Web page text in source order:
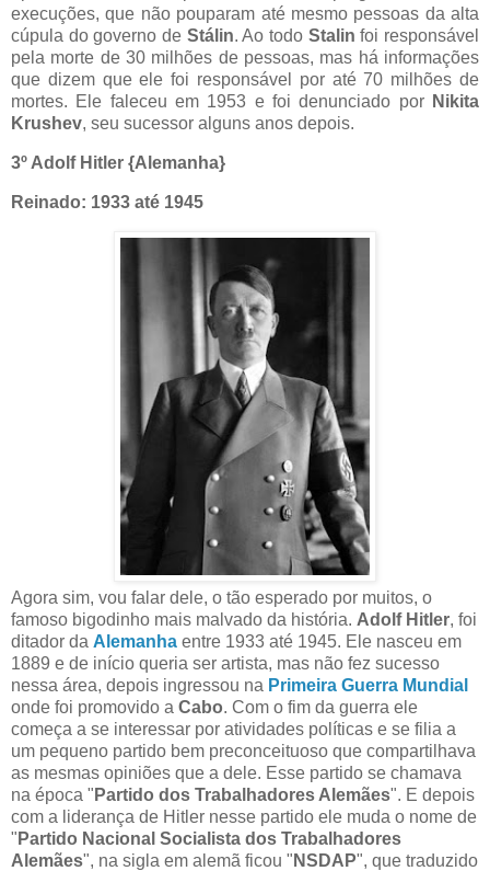
execuções, que não pouparam até mesmo pessoas da alta
cúpula do governo de Stálin. Ao todo Stalin foi responsável
pela morte de 30 milhões de pessoas, mas há informações
que dizem que ele foi responsável por até 70 milhões de
mortes. Ele faleceu em 1953 e foi denunciado por Nikita
Krushev, seu sucessor alguns anos depois.
3º Adolf Hitler {Alemanha}
Reinado: 1933 até 1945
Agora sim, vou falar dele, o tão esperado por muitos, o
famoso bigodinho mais malvado da história. Adolf Hitler, foi
ditador da Alemanha entre 1933 até 1945. Ele nasceu em
1889 e de início queria ser artista, mas não fez sucesso
nessa área, depois ingressou na Primeira Guerra Mundial
onde foi promovido a Cabo. Com o fim da guerra ele
começa a se interessar por atividades políticas e se filia a
um pequeno partido bem preconceituoso que compartilhava
as mesmas opiniões que a dele. Esse partido se chamava
na época " Partido dos Trabalhadores Alemães". E depois
com a liderança de Hitler nesse partido ele muda o nome de
" Partido Nacional Socialista dos Trabalhadores
Alemães", na sigla em alemã ficou " NSDAP", que traduzido